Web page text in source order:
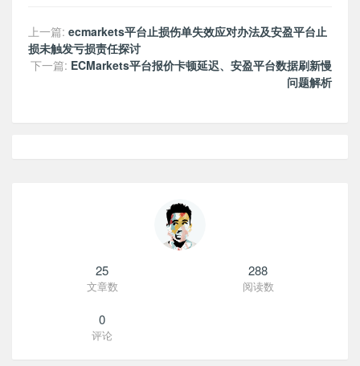
上一篇: ecmarkets平台止损伤单失效应对办法及安盈平台止
损未触发亏损责任探讨
下一篇: ECMarkets平台报价卡顿延迟、安盈平台数据刷新慢
问题解析
25
文章数
288
阅读数
0
评论